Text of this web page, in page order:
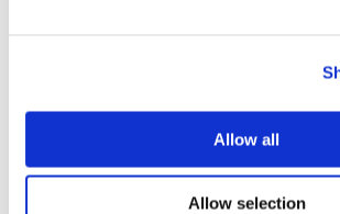
Allow all
Allow selection
Suisse
Espagne